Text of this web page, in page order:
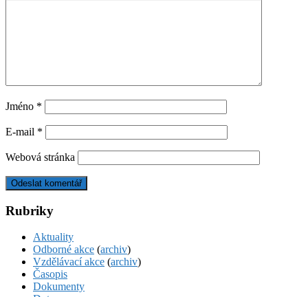
Jméno *
E-mail *
Webová stránka
Rubriky
Aktuality
Odborné akce (archiv)
Vzdělávací akce (archiv)
Časopis
Dokumenty